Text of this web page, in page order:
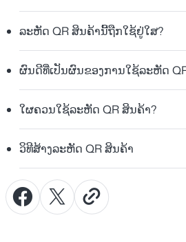
ລະຫັດ QR ສິນຄ້ານີ້ຖືກໃຊ້ຢູ່ໃສ?
ຜົນດີທີ່ເປັນຜົນຂອງການໃຊ້ລະຫັດ
ໃຜຄວນໃຊ້ລະຫັດ QR ສິນຄ້າ?
ວິທີສ້າງລະຫັດ QR ສິນຄ້າ